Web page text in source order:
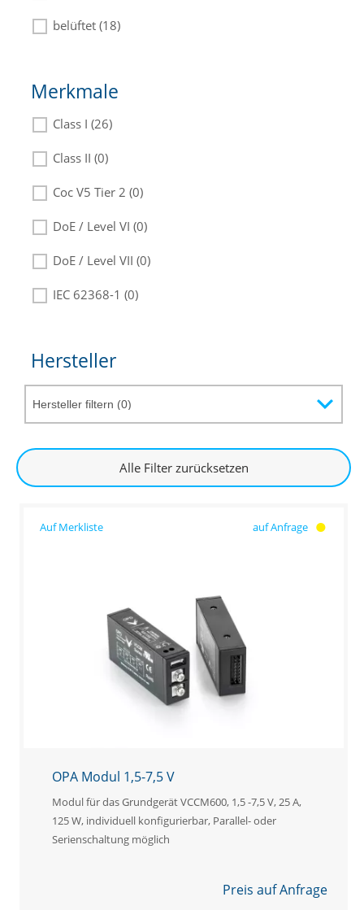
belüftet (18)
Merkmale
Class I (26)
Class II (0)
Coc V5 Tier 2 (0)
DoE / Level VI (0)
DoE / Level VII (0)
IEC 62368-1 (0)
Hersteller
Alle Filter zurücksetzen
auf Anfrage
OPA Modul 1,5-7,5 V
Modul für das Grundgerät VCCM600, 1,5 -7,5 V, 25 A,
125 W, individuell konfigurierbar, Parallel- oder
Serienschaltung möglich
Preis auf Anfrage